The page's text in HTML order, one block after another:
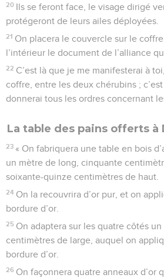
20 Ils se feront face, le visage dirigé
protégeront de leurs ailes déployées.
21 On placera le couvercle sur le
l’intérieur le document de l’alliance
22 C’est là que je me manifesterai à
coffre, entre les deux chérubins ;
donnerai tous les ordres concernant
La table des pains offerts à
23 « On fabriquera une table en bois
un mètre de long, cinquante
soixante-quinze centimètres de haut.
24 On la recouvrira d’or pur, et on
bordure d’or.
25 On adaptera sur les quatre côtés
centimètres de large, auquel on
bordure d’or.
26 On façonnera quatre anneaux d’or